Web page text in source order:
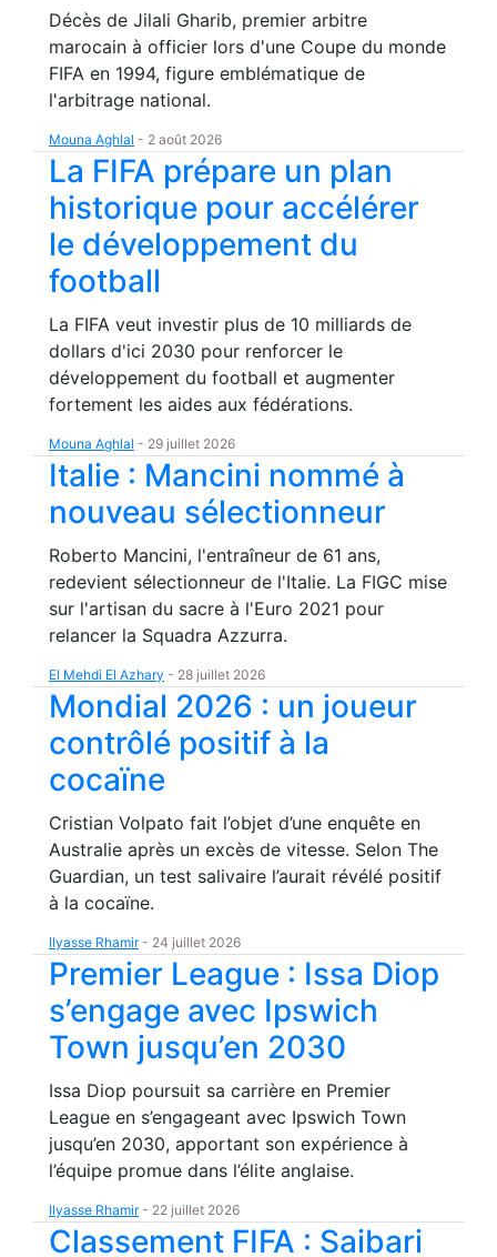
Décès de Jilali Gharib, premier arbitre
marocain à officier lors d'une Coupe du monde
FIFA en 1994, figure emblématique de
l'arbitrage national.
Mouna Aghlal - 2 août 2026
La FIFA prépare un plan
historique pour accélérer
le développement du
football
La FIFA veut investir plus de 10 milliards de
dollars d'ici 2030 pour renforcer le
développement du football et augmenter
fortement les aides aux fédérations.
Mouna Aghlal - 29 juillet 2026
Italie : Mancini nommé à
nouveau sélectionneur
Roberto Mancini, l'entraîneur de 61 ans,
redevient sélectionneur de l'Italie. La FIGC mise
sur l'artisan du sacre à l'Euro 2021 pour
relancer la Squadra Azzurra.
El Mehdi El Azhary - 28 juillet 2026
Mondial 2026 : un joueur
contrôlé positif à la
cocaïne
Cristian Volpato fait l’objet d’une enquête en
Australie après un excès de vitesse. Selon The
Guardian, un test salivaire l’aurait révélé positif
à la cocaïne.
Ilyasse Rhamir- 24 juillet 2026
Premier League : Issa Diop
s’engage avec Ipswich
Town jusqu’en 2030
Issa Diop poursuit sa carrière en Premier
League en s’engageant avec Ipswich Town
jusqu’en 2030, apportant son expérience à
l’équipe promue dans l’élite anglaise.
Ilyasse Rhamir- 22 juillet 2026
Classement FIFA : Saibari